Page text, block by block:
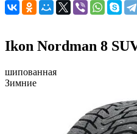
Ikon Nordman 8
шипованная
Зимние